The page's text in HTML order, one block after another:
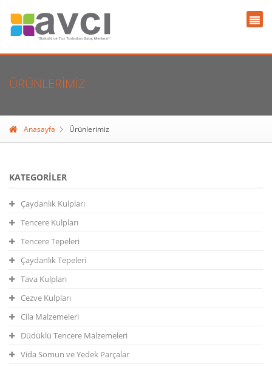
ÜRÜNLERIMIZ
Anasayfa Ürünlerimiz
KATEGORILER
Çaydanlık Kulpları
Tencere Kulpları
Tencere Tepeleri
Çaydanlık Tepeleri
Tava Kulpları
Cezve Kulpları
Cila Malzemeleri
Düdüklü Tencere Malzemeleri
Vida Somun ve Yedek Parçalar